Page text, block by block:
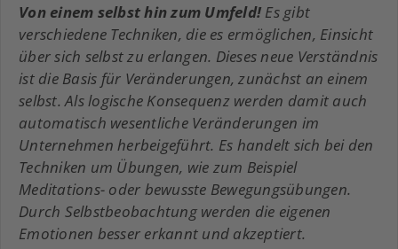
Von einem selbst hin zum Umfeld! Es gibt
verschiedene Techniken, die es ermöglichen, Einsicht
über sich selbst zu erlangen. Dieses neue Verständnis
ist die Basis für Veränderungen, zunächst an einem
selbst. Als logische Konsequenz werden damit auch
automatisch wesentliche Veränderungen im
Unternehmen herbeigeführt. Es handelt sich bei den
Techniken um Übungen, wie zum Beispiel
Meditations- oder bewusste Bewegungsübungen.
Durch Selbstbeobachtung werden die eigenen
Emotionen besser erkannt und akzeptiert.